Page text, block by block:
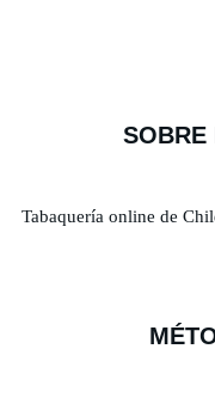
SOBRE
Tabaquería online de